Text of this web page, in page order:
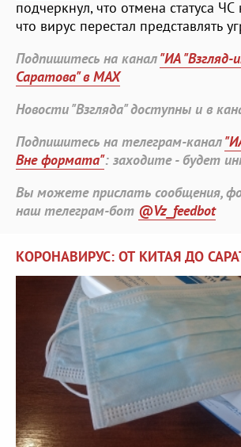
подчеркнул, что отмена статуса ЧС
что вирус перестал представлять
Подпишитесь на канал"ИА "Взгляд-
Саратова" в MAX
Новости "Взгляда" доступны и в
Подпишитесь на телеграм-канал
Вне формата": заходите - будет
Вы можете прислать сообщения,
наш телеграм-бот @Vz_feedbot
КОРОНАВИРУС: ОТ КИТАЯ ДО